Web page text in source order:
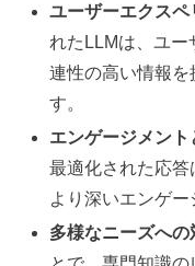
ユーザーエクス
れたLLMは、ユー
連性の高い情報を
す。
エンゲージメン
最適化された応答
より深いエンゲー
多様なニーズへの